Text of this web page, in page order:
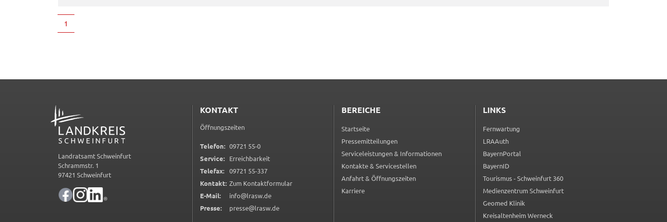
1
ADRESSE
Landratsamt Schweinfurt
Schrammstr. 1
97421 Schweinfurt
KONTAKT
Öffnungszeiten
Telefon: 09721 55-00 9 7 2 1 5 5 0
Service: Erreichbarkeit
Telefax: 09721 55-3370 9 7 2 1 5 5 3 3 7
Kontakt: Zum Kontaktformular(öffnet in neuem Tab)
E-Mail:
info@lrasw.de
Presse:
presse@lrasw.de
BEREICHE
Startseite
Pressemitteilungen
Serviceleistungen & Informationen
Kontakte & Servicestellen
Anfahrt & Öffnungszeiten
Karriere
LINKS
Fernwartung
(externer Link, öffnet in neuem Tab)
LRAAuth
(externer Link, öffnet in neuem Tab)
BayernPortal
(externer Link, öffnet in neuem Tab)
BayernID
(externer Link, öffnet in neuem Tab)
Tourismus - Schweinfurt 360
(externer Link, öffnet in neuem Tab)
Medienzentrum Schweinfurt
(externer Link, öffnet in neuem Tab)
Geomed Klinik
(externer Link, öffnet in neuem Tab)
Kreisaltenheim Werneck
(externer Link, öffnet in neuem Tab)
Frontend Benutzer
Barrierefreiheit
accessibility
Anbieter: Landratsamt Schweinfurt
Zweck: Kontrast und Schriftgröße
Cookie Laufzeit: Session